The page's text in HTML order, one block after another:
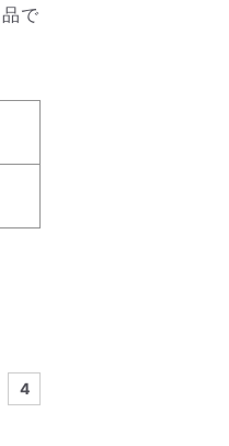
で
4